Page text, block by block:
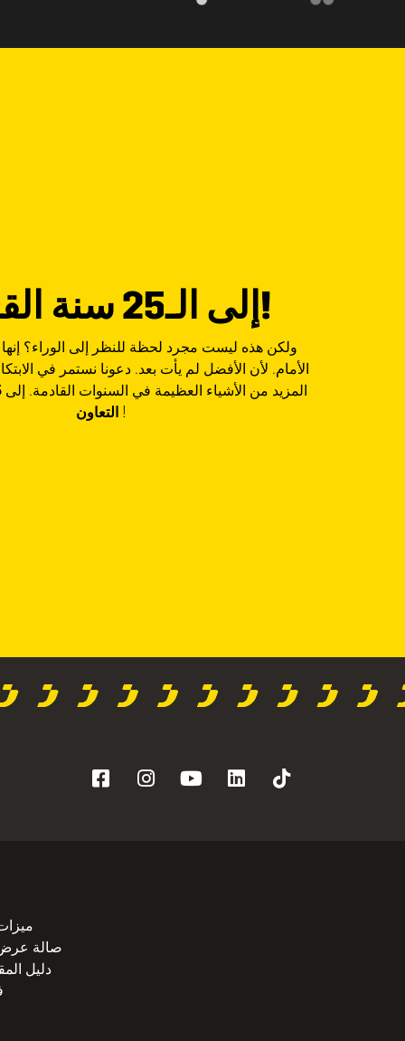
إلى الـ25 سنة القادمة!
ولكن هذه ليست مجرد لحظة للنظر إلى الوراء؟
الأمام. لأن الأفضل لم يأت بعد. دعونا نستمر في
المزيد من الأشياء العظيمة في السنوات القادمة. إلى
التعاون!
صالة عرض
دليل